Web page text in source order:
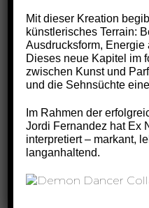
Kontakt
Parfümerie Temme
Münsterplatz 33
89073 Ulm
Fon:(0731) 6 87 49
Fax: (0731) 6 02 20 74
E-Mail:info@parfuemerie-
temme.de
Mit dieser Kreation
künstlerisches Terrain:
Ausdrucksform, Energie
Dieses neue Kapitel im
zwischen Kunst und
und die Sehnsüchte
Im Rahmen der
Jordi Fernandez hat Ex
interpretiert – markant,
langanhaltend.